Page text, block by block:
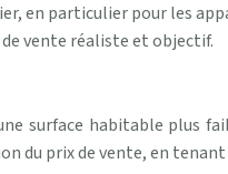
en particulier pour les
vente réaliste et objectif.
surface habitable plus
du prix de vente, en